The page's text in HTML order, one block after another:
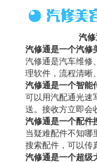
汽
汽修通是一个汽修
汽修通是汽车维修
理软件，流程清晰
汽修通是一个智能
可以用汽配通光速
送。接收方立即会
汽修通是一个配件
当疑难配件不知哪
搜索配件，可以传
汽修通是一个超级